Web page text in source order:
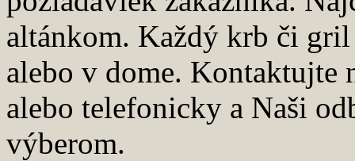
altánkom. Každý krb či gril
alebo v dome. Kontaktujte
alebo telefonicky a Naši
výberom.